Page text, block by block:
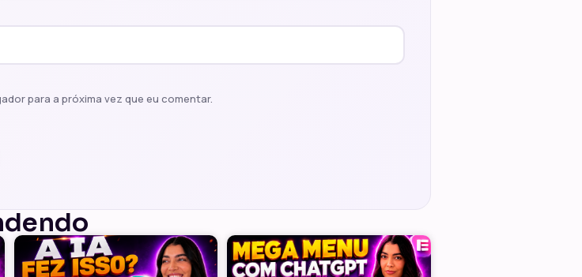
para a próxima vez que eu comentar.